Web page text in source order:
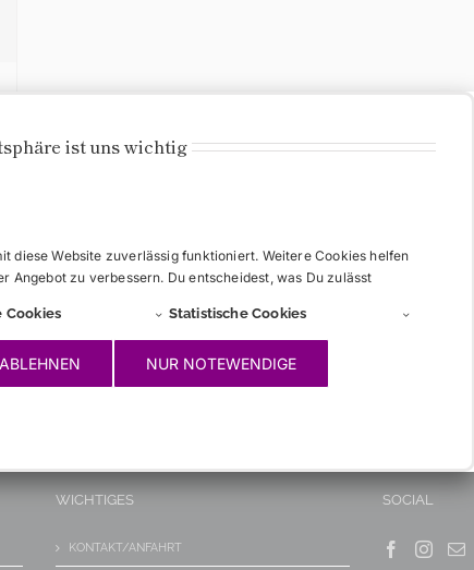
WICHTIGES
KONTAKT/ANFAHRT
SOCIAL
ist uns wichtig
diese Website zuverlässig funktioniert. Weitere Cookies helfen
Angebot zu verbessern. Du entscheidest, was Du zulässt
Cookies Statistische Cookies
ABLEHNEN NUR NOTEWENDIGE